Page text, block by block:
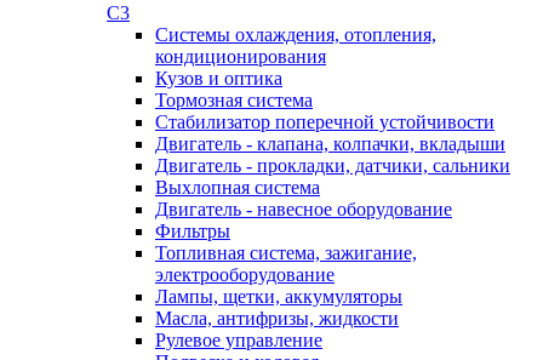
C3
Системы охлаждения, отопления,
кондиционирования
Кузов и оптика
Тормозная система
Стабилизатор поперечной устойчивости
Двигатель - клапана, колпачки, вкладыши
Двигатель - прокладки, датчики, сальники
Выхлопная система
Двигатель - навесное оборудование
Фильтры
Топливная система, зажигание,
электрооборудование
Лампы, щетки, аккумуляторы
Масла, антифризы, жидкости
Рулевое управление